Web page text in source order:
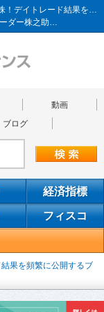
とれまがファイナンス - デイトレ注目銘柄 - 株之助の株！デイトレード結果を頻繁に公開するブログ
ダー株之助…
動画
ブログ
経済指標
フィスコ
果を頻繁に公開するブ